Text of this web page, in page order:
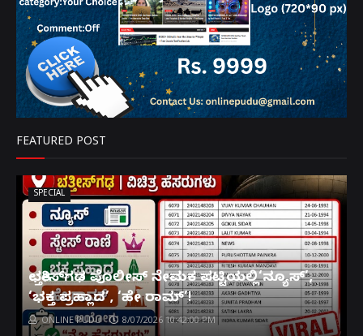
FEATURED POST
SPECIAL
ಛತ್ತೀಸ್‌ಗಢ ಪೊಲೀಸ್ ನೇಮಕ ಪಟ್ಟಿಯಲ್ಲಿ‘ನ್ಯೂಸ್’,
‘ಭಕ್ತ ಪ್ರಹ್ಲಾದ’, ‘ಹೇ ರಾಮ್’!
ONLINE PUDU 8/07/2026 10:42:00 PM